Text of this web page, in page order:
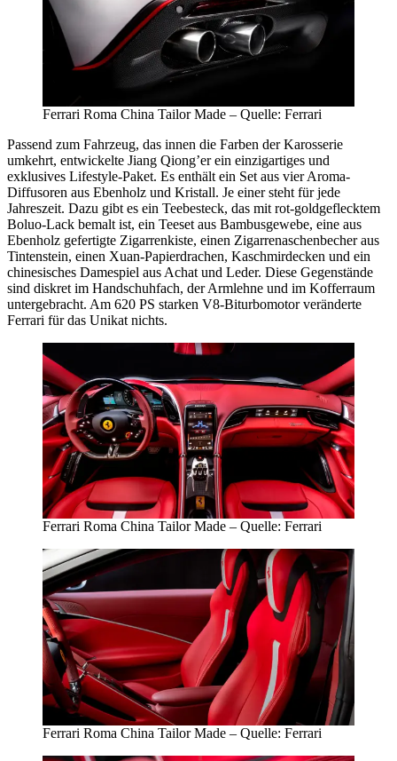
Ferrari Roma China Tailor Made – Quelle: Ferrari
Passend zum Fahrzeug, das innen die Farben der Karosserie
umkehrt, entwickelte Jiang Qiong’er ein einzigartiges und
exklusives Lifestyle-Paket. Es enthält ein Set aus vier Aroma-
Diffusoren aus Ebenholz und Kristall. Je einer steht für jede
Jahreszeit. Dazu gibt es ein Teebesteck, das mit rot-goldgeflecktem
Boluo-Lack bemalt ist, ein Teeset aus Bambusgewebe, eine aus
Ebenholz gefertigte Zigarrenkiste, einen Zigarrenaschenbecher aus
Tintenstein, einen Xuan-Papierdrachen, Kaschmirdecken und ein
chinesisches Damespiel aus Achat und Leder. Diese Gegenstände
sind diskret im Handschuhfach, der Armlehne und im Kofferraum
untergebracht. Am 620 PS starken V8-Biturbomotor veränderte
Ferrari für das Unikat nichts.
Ferrari Roma China Tailor Made – Quelle: Ferrari
Ferrari Roma China Tailor Made – Quelle: Ferrari